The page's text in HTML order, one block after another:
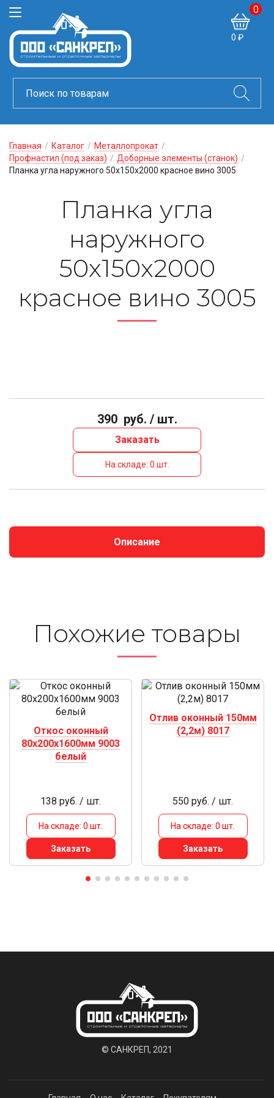
0 ₽
0
Главная / Каталог / Металлопрокат /
Профнастил (под заказ) / Доборные элементы (станок) /
Планка угла наружного 50х150х2000 красное вино 3005
Планка угла
наружного
50х150х2000
красное вино 3005
390руб. / шт.
Заказать
На складе: 0 шт.
Описание
Похожие то­ва­ры
Откос оконный
80х200х1600мм 9003
белый
138 руб. / шт.
На складе: 0 шт.
Заказать
Отлив оконный 150мм
(2,2м) 8017
550 руб. / шт.
На складе: 0 шт.
Заказать
© САНКРЕП, 2021